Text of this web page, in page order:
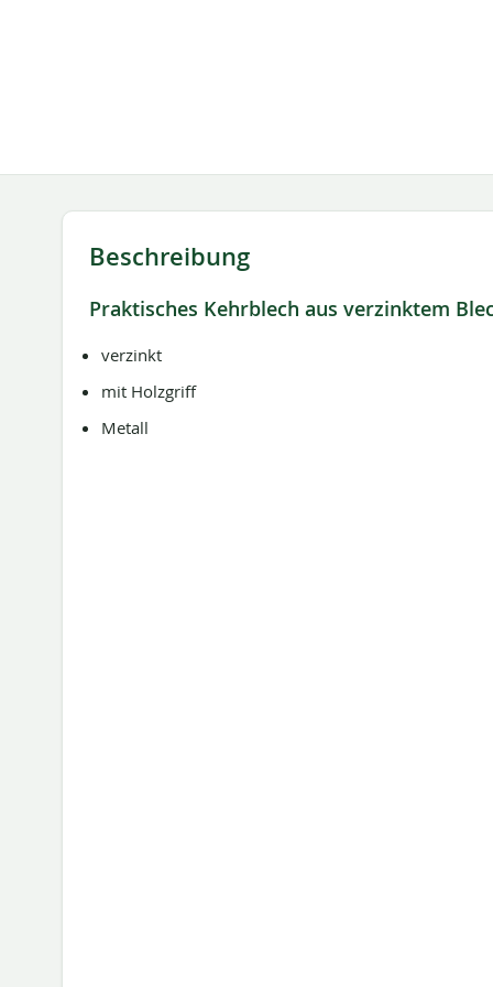
Beschreibung
Praktisches Kehrblech aus verzinktem
verzinkt
mit Holzgriff
Metall